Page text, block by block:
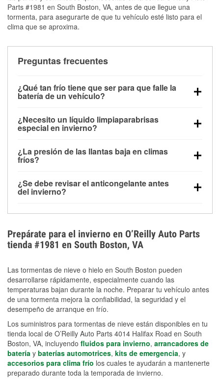
Parts #1981 en South Boston, VA, antes de que llegue una
tormenta, para asegurarte de que tu vehículo esté listo para el
clima que se aproxima.
Preguntas frecuentes
¿Qué tan frío tiene que ser para que falle la
batería de un vehículo?
debajo de los 32 °F y puede perder hasta la mitad de
su potencia de arranque cerca de los 0 °F, lo que
arranque.
¿Necesito un líquido limpiaparabrisas
especial en invierno?
la congelación y ayuda a disolver la sal y la nieve
derretida en la carretera para mejorar la visibilidad.
¿La presión de las llantas baja en climas
fríos?
alrededor de 1 PSI por cada 10 °F que baja la
temperatura. Puedes obtener más información sobre
¿Se debe revisar el anticongelante antes
del invierno?
el sobrecalentamiento en condiciones de frío
extremo. Aprende cómo comprobar la protección
anticongelante en nuestra sección How-To.
Prepárate para el invierno en O’Reilly Auto Parts
tienda #1981 en South Boston, VA
Las tormentas de nieve o hielo en South Boston pueden
desarrollarse rápidamente, especialmente cuando las
temperaturas bajan durante la noche. Preparar tu vehículo antes
de una tormenta mejora la confiabilidad, la seguridad y el
desempeño de arranque en frío.
Los suministros para tormentas de nieve están disponibles en tu
tienda local de O’Reilly Auto Parts 4014 Halifax Road en South
Boston, VA, incluyendo fluidos para invierno, arrancadores de
batería y baterías automotrices, kits de emergencia, y
accesorios para clima frío los cuales te ayudarán a mantenerte
preparado durante toda la temporada de invierno.